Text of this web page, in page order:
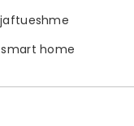
home